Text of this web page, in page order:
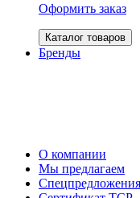
Оформить заказ
Каталог товаров
Бренды
О компании
Мы предлагаем
Спецпредложения